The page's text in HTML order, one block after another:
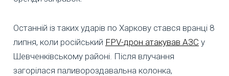
Останній із таких ударів по Харкову стався вранці 8
липня, коли російський FPV-дрон атакував АЗС у
Шевченківському районі. Після влучання
загорілася паливороздавальна колонка,